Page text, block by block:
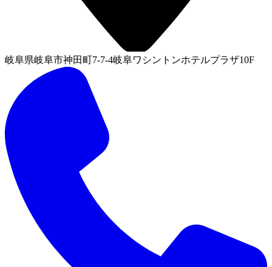
岐阜県岐阜市神田町7-7-4岐阜ワシントンホテルプラザ10F